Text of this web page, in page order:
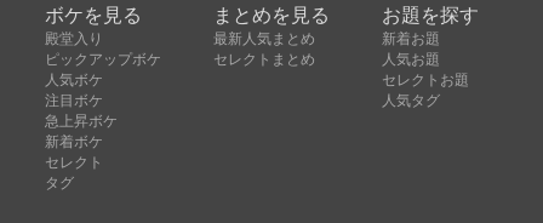
ボケを見る
殿堂入り
ピックアップボケ
人気ボケ
注目ボケ
急上昇ボケ
新着ボケ
セレクト
タグ
まとめを見る
最新人気まとめ
セレクトまとめ
お題を探す
新着お題
人気お題
セレクトお題
人気タグ